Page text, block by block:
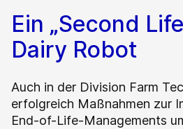
Ein „Second
Dairy Robot
Auch in der Division Farm
erfolgreich Maßnahmen zur
End-of-Life-Managements